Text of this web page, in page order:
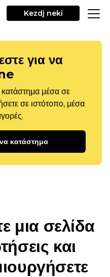
Kezdj neki
για να
κατάστημα μέσα σε
σε ιστότοπο, μέσα
κατάστημα
μια σελίδα
και